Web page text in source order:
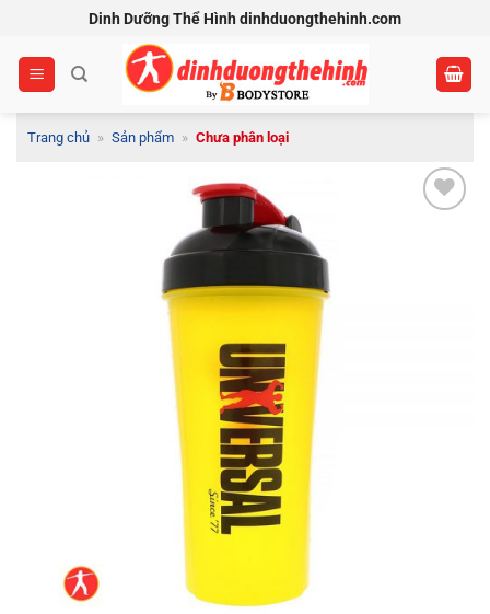
nội
dung
Dinh Dưỡng Thể Hình dinhduongthehinh.com
Trang chủ » Sản phẩm » Chưa phân loại